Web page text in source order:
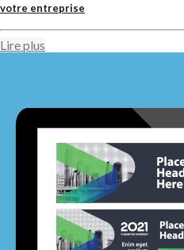
votre entreprise
Lire plus